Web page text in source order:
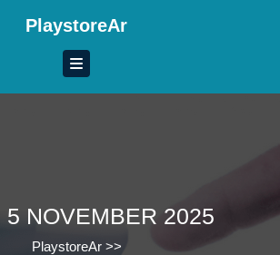
PlaystoreAr
5 NOVEMBER 2025
PlaystoreAr>>